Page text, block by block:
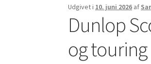
Udgivet i 10. juni 2026 af
Dunlop
og touring